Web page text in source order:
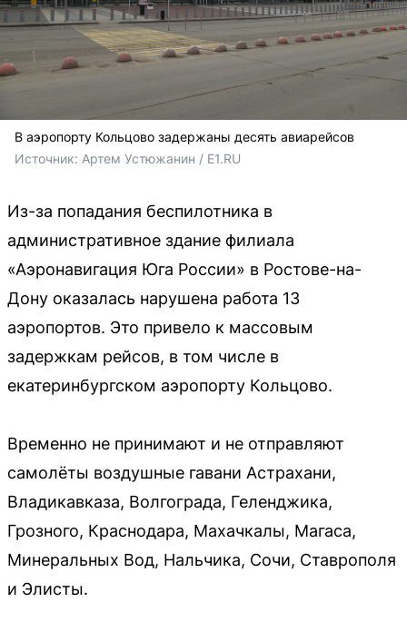
В аэропорту Кольцово задержаны десять авиарейсов
Источник: Артем Устюжанин / E1.RU
Из-за попадания беспилотника в
административное здание филиала
«Аэронавигация Юга России» в Ростове-на-
Дону оказалась нарушена работа 13
аэропортов. Это привело к массовым
задержкам рейсов, в том числе в
екатеринбургском аэропорту Кольцово.
Временно не принимают и не отправляют
самолёты воздушные гавани Астрахани,
Владикавказа, Волгограда, Геленджика,
Грозного, Краснодара, Махачкалы, Магаса,
Минеральных Вод, Нальчика, Сочи, Ставрополя
и Элисты.